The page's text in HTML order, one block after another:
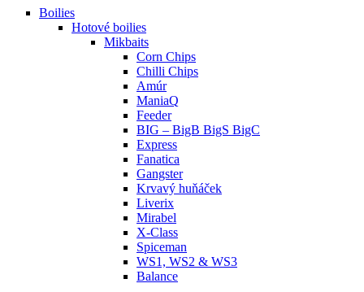
Boilies
Hotové boilies
Mikbaits
Corn Chips
Chilli Chips
Amúr
ManiaQ
Feeder
BIG – BigB BigS BigC
Express
Fanatica
Gangster
Krvavý huňáček
Liverix
Mirabel
X-Class
Spiceman
WS1, WS2 & WS3
Balance